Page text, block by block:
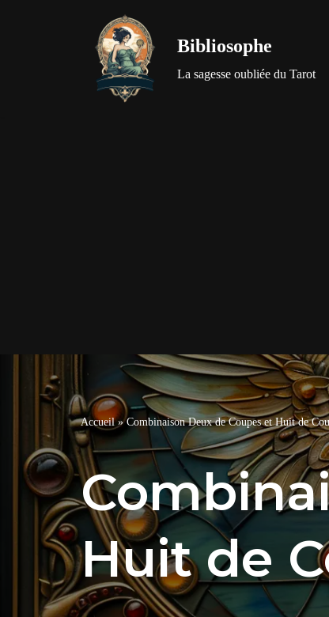
Bibliosophe
La sagesse oubliée du Tarot
Accueil»Combinaison Deux de Coupes et Huit de
Huit de